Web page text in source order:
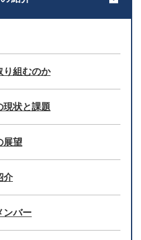
り組むのか
現状と課題
展望
介
ンバー